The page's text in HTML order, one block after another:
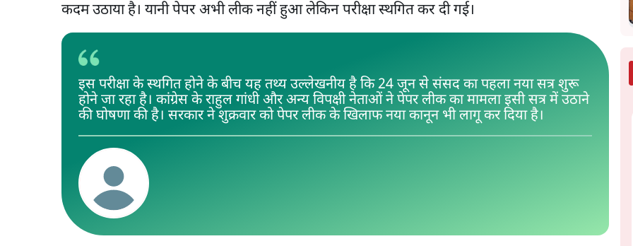
कदम उठाया है। यानी पेपर अभी लीक नहीं हुआ लेकिन परीक्षा स्थगित कर दी गई।
इस परीक्षा के स्थगित होने के बीच यह तथ्य उल्लेखनीय है कि 24 जून से संसद का पहला नया सत्र शुरू
होने जा रहा है। कांग्रेस के राहुल गांधी और अन्य विपक्षी नेताओं ने पेपर लीक का मामला इसी सत्र में उठाने
की घोषणा की है। सरकार ने शुक्रवार को पेपर लीक के खिलाफ नया कानून भी लागू कर दिया है।